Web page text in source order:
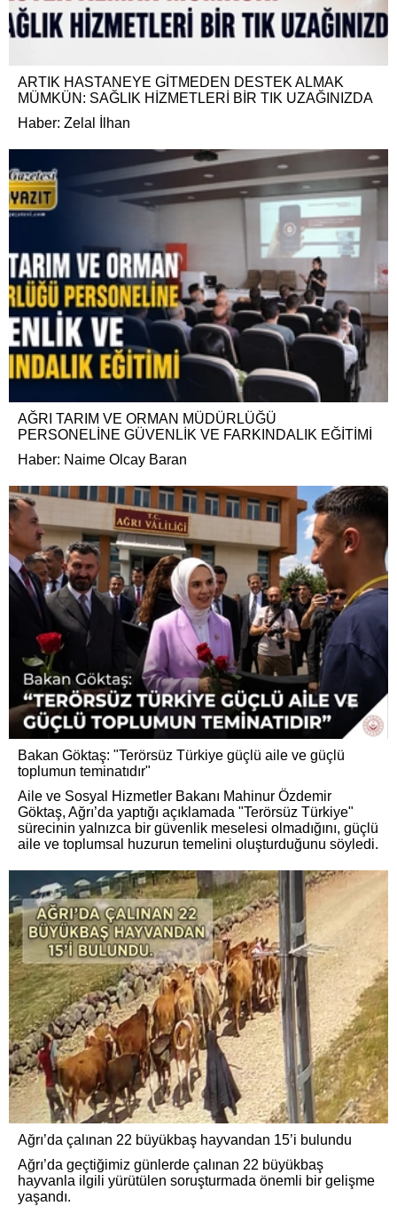
ARTIK HASTANEYE GİTMEDEN DESTEK ALMAK
MÜMKÜN: SAĞLIK HİZMETLERİ BİR TIK UZAĞINIZDA
Haber: Zelal İlhan
AĞRI TARIM VE ORMAN MÜDÜRLÜĞÜ
PERSONELİNE GÜVENLİK VE FARKINDALIK EĞİTİMİ
Haber: Naime Olcay Baran
Bakan Göktaş: "Terörsüz Türkiye güçlü aile ve güçlü
toplumun teminatıdır"
Aile ve Sosyal Hizmetler Bakanı Mahinur Özdemir
Göktaş, Ağrı’da yaptığı açıklamada "Terörsüz Türkiye"
sürecinin yalnızca bir güvenlik meselesi olmadığını, güçlü
aile ve toplumsal huzurun temelini oluşturduğunu söyledi.
Ağrı’da çalınan 22 büyükbaş hayvandan 15’i bulundu
Ağrı’da geçtiğimiz günlerde çalınan 22 büyükbaş
hayvanla ilgili yürütülen soruşturmada önemli bir gelişme
yaşandı.